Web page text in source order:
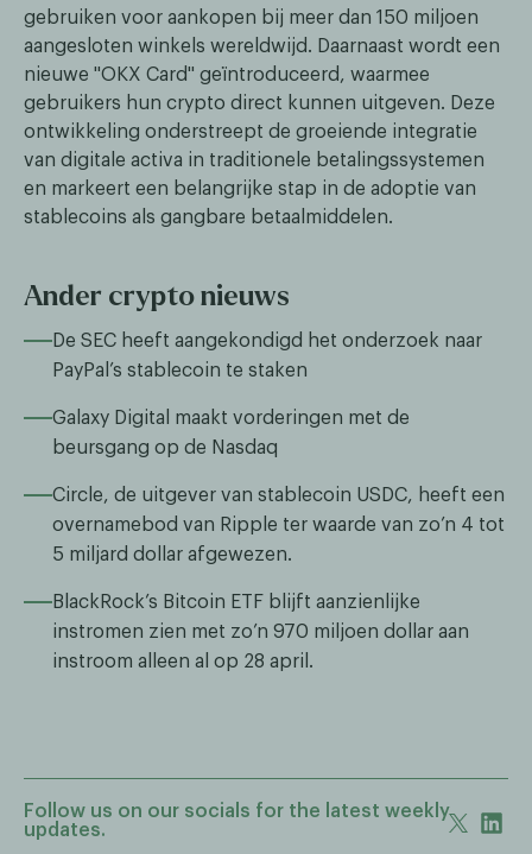
gebruiken voor aankopen bij meer dan 150 miljoen
aangesloten winkels wereldwijd. Daarnaast wordt een
nieuwe "OKX Card" geïntroduceerd, waarmee
gebruikers hun crypto direct kunnen uitgeven. Deze
ontwikkeling onderstreept de groeiende integratie
van digitale activa in traditionele betalingssystemen
en markeert een belangrijke stap in de adoptie van
stablecoins als gangbare betaalmiddelen.
Ander crypto nieuws
De SEC heeft aangekondigd het onderzoek naar
PayPal’s stablecoin te staken
Galaxy Digital maakt vorderingen met de
beursgang op de Nasdaq
Circle, de uitgever van stablecoin USDC, heeft een
overnamebod van Ripple ter waarde van zo’n 4 tot
5 miljard dollar afgewezen.
BlackRock’s Bitcoin ETF blijft aanzienlijke
instromen zien met zo’n 970 miljoen dollar aan
instroom alleen al op 28 april.
Follow us on our socials for the latest weekly
updates.